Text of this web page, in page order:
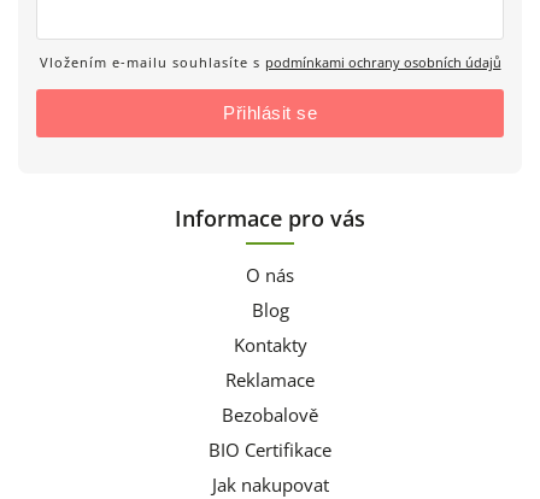
Vložením e-mailu souhlasíte s podmínkami ochrany osobních údajů
Přihlásit se
Informace pro vás
O nás
Blog
Kontakty
Reklamace
Bezobalově
BIO Certifikace
Jak nakupovat